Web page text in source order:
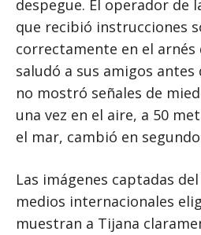
despegue. El operador de
que recibió instrucciones
correctamente en el arnés
saludó a sus amigos antes
no mostró señales de
una vez en el aire, a 50
el mar, cambió en
Las imágenes captadas
medios internacionales
muestran a Tijana